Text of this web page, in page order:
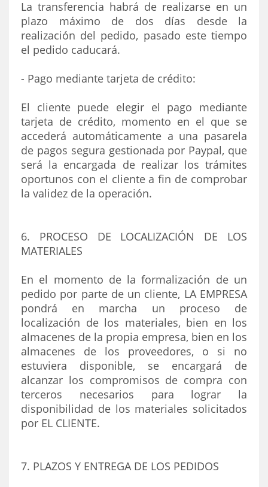
La transferencia habrá de realizarse en un
plazo máximo de dos días desde la
realización del pedido, pasado este tiempo
el pedido caducará.
- Pago mediante tarjeta de crédito:
El cliente puede elegir el pago mediante
tarjeta de crédito, momento en el que se
accederá automáticamente a una pasarela
de pagos segura gestionada por Paypal, que
será la encargada de realizar los trámites
oportunos con el cliente a fin de comprobar
la validez de la operación.
6. PROCESO DE LOCALIZACIÓN DE LOS
MATERIALES
En el momento de la formalización de un
pedido por parte de un cliente, LA EMPRESA
pondrá en marcha un proceso de
localización de los materiales, bien en los
almacenes de la propia empresa, bien en los
almacenes de los proveedores, o si no
estuviera disponible, se encargará de
alcanzar los compromisos de compra con
terceros necesarios para lograr la
disponibilidad de los materiales solicitados
por EL CLIENTE.
7. PLAZOS Y ENTREGA DE LOS PEDIDOS